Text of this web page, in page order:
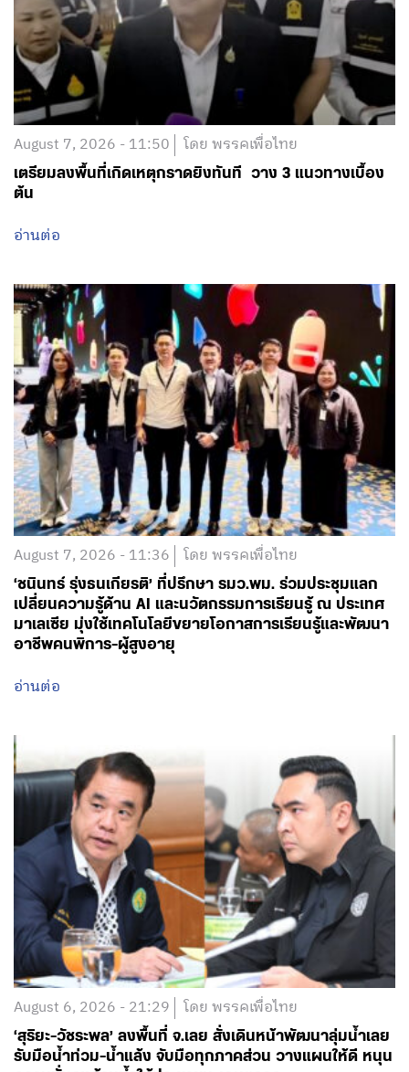
August 7, 2026 - 11:50 โดย พรรคเพื่อไทย
เตรียมลงพื้นที่เกิดเหตุกราดยิงทันที วาง 3 แนวทางเบื้อง
ต้น
อ่านต่อ
August 7, 2026 - 11:36 โดย พรรคเพื่อไทย
‘ชนินทร์ รุ่งธนเกียรติ’ ที่ปรึกษา รมว.พม. ร่วมประชุมแลก
เปลี่ยนความรู้ด้าน AI และนวัตกรรมการเรียนรู้ ณ ประเทศ
มาเลเซีย มุ่งใช้เทคโนโลยีขยายโอกาสการเรียนรู้และพัฒนา
อาชีพคนพิการ-ผู้สูงอายุ
อ่านต่อ
August 6, 2026 - 21:29 โดย พรรคเพื่อไทย
‘สุริยะ-วัชระพล’ ลงพื้นที่ จ.เลย สั่งเดินหน้าพัฒนาลุ่มน้ำเลย
รับมือน้ำท่วม-น้ำแล้ง จับมือทุกภาคส่วน วางแผนให้ดี หนุน